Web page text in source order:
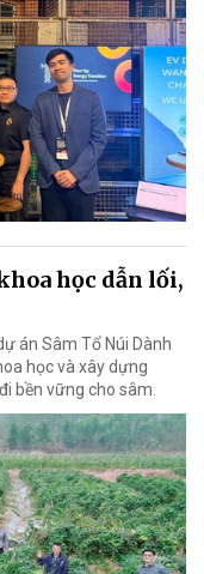
học dẫn lối,
án Sâm Tổ Núi Dành
học và xây dựng
bền vững cho sâm.